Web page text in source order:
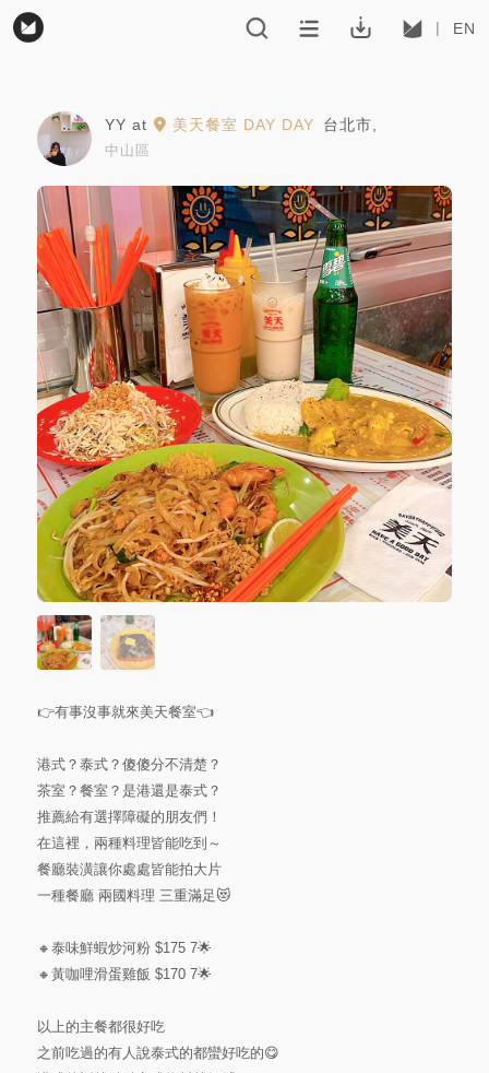
EN
YY at 美天餐室 DAY DAY 台北市
中山區
👉有事沒事就來美天餐室👈
港式？泰式？傻傻分不清楚？
茶室？餐室？是港還是泰式？
推薦給有選擇障礙的朋友們！
在這裡，兩種料理皆能吃到～
餐廳裝潢讓你處處皆能拍大片
一種餐廳 兩國料理 三重滿足😻
🔸泰味鮮蝦炒河粉 $175 7🌟
🔸黃咖哩滑蛋雞飯 $170 7🌟
以上的主餐都很好吃
之前吃過的有人說泰式的都蠻好吃的😋